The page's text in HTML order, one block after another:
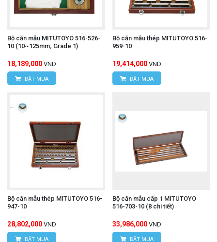
Bộ căn mẫu MITUTOYO 516-526-
10 (10~125mm; Grade 1)
18,189,000 VND
ĐẶT MUA
Bộ căn mẫu thép MITUTOYO 516-
959-10
19,414,000 VND
ĐẶT MUA
Bộ căn mẫu thép MITUTOYO 516-
947-10
28,802,000 VND
ĐẶT MUA
Bộ căn mẫu cấp 1 MITUTOYO
516-703-10 (8 chi tiết)
33,986,000 VND
ĐẶT MUA